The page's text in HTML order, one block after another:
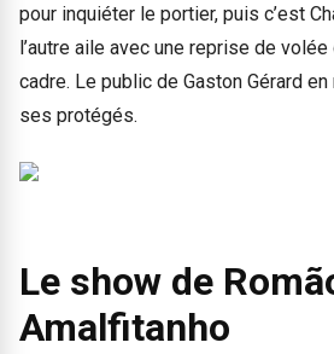
pour inquiéter le portier, puis c’est
l’autre aile avec une reprise de volée
cadre. Le public de Gaston Gérard
ses protégés.
Le show de
Amalfitanho